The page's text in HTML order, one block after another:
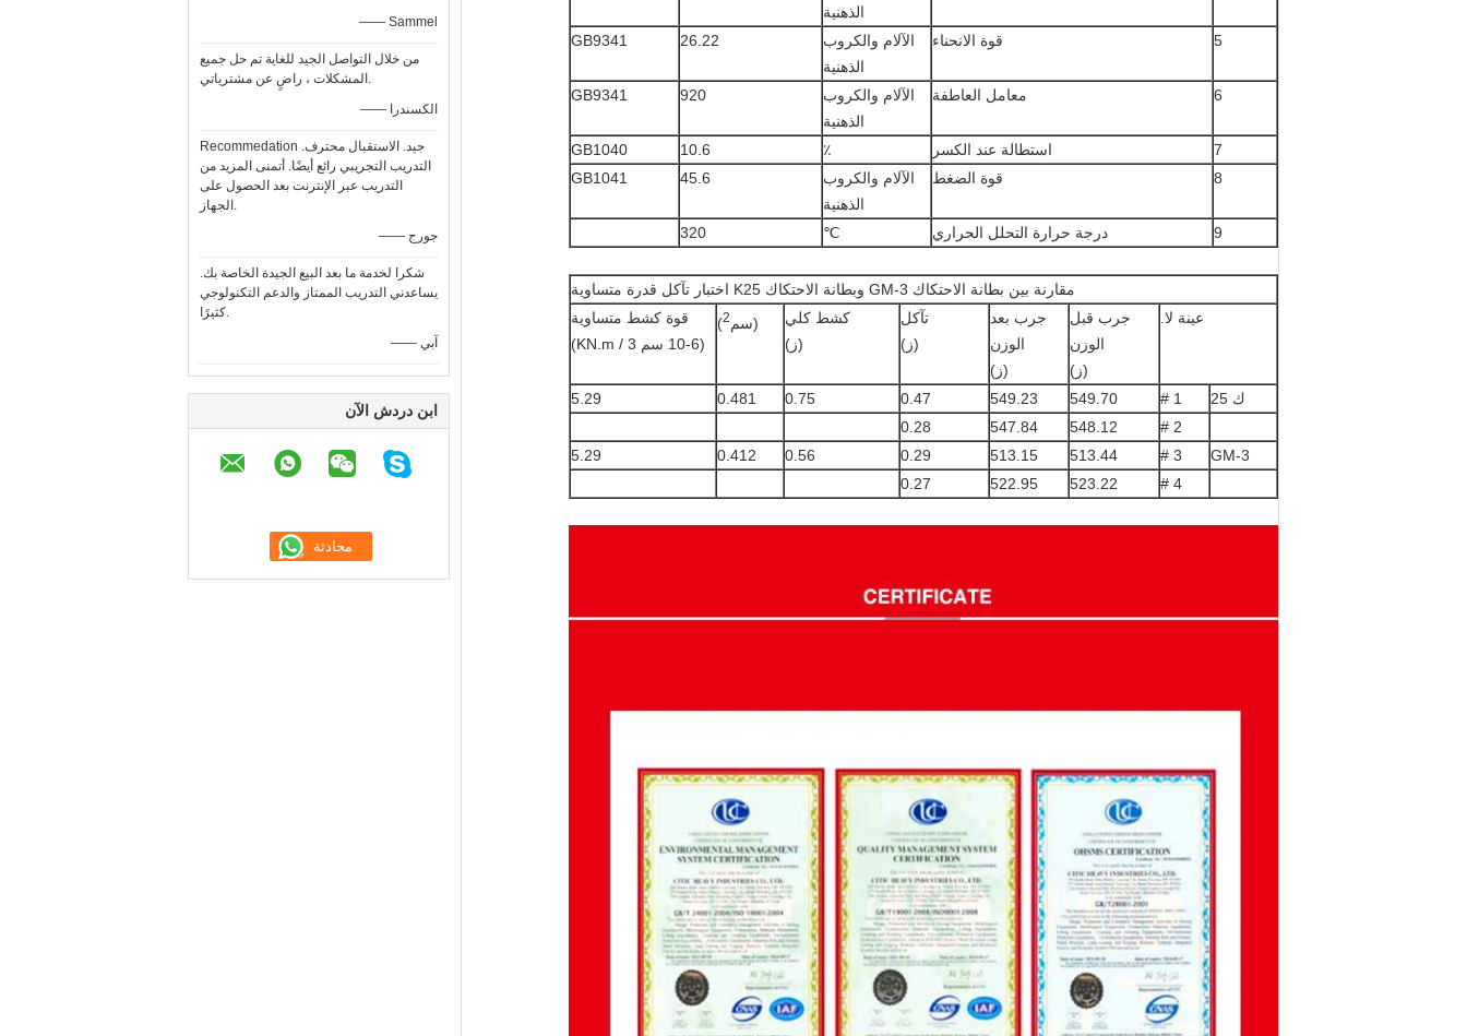
—— Sammel
من خلال التواصل الجيد للغاية تم حل جميع
المشكلات ، راضٍ عن مشترياتي.
—— الكسندرا
Recommedation جيد. الاستقبال محترف.
التدريب التجريبي رائع أيضًا. أتمنى المزيد من
التدريب عبر الإنترنت بعد الحصول على
الجهاز.
—— جورج
شكرا لخدمة ما بعد البيع الجيدة الخاصة بك.
يساعدني التدريب الممتاز والدعم التكنولوجي
كثيرًا.
—— آبي
ابن دردش الآن
الذهنية
5 قوة الانحناء
الآلام والكروب
الذهنية
26.22
GB9341
6 معامل العاطفة
الآلام والكروب
الذهنية
920
GB9341
7 استطالة عند الكسر ٪ 10.6
GB1040
8
قوة الضغط
الآلام والكروب
الذهنية
45.6
GB1041
9 درجة حرارة التحلل الحراري ℃
320
مقارنة بين بطانة الاحتكاك GM-3 وبطانة الاحتكاك K25 اختبار تآكل قدرة متساوية
عينة لا.
جرب قبل
الوزن
(ز)
جرب بعد
الوزن
(ز)
تآكل
(ز)
كشط كلي
(ز)
(سم 2
)
قوة كشط متساوية
(10-6 سم 3 / KN.m)
ك 25 1 #
549.70
549.23
0.47
0.75
0.481
5.29
2 #
548.12
547.84
0.28
GM-3
3 #
513.44
513.15
0.29
0.56
0.412
5.29
4 #
523.22
522.95
0.27